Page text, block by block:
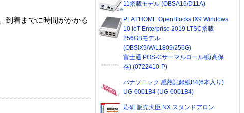
到着までに時間がかかる
11搭載モデル (OBSA16/D11A)
PLAT'HOME OpenBlocks IX9 Windows
10 IoT Enterprise 2019 LTSC搭載
256GBモデル
(OBSIX9/W/L1809/256G)
富士通 POS-Cサーマルロール紙(高保
存) (0722410-P)
パナソニック 感熱記録紙B4(6本入り)
UG-0001B4 (UG-0001B4)
応研 販売大臣 NX スタンドアロン